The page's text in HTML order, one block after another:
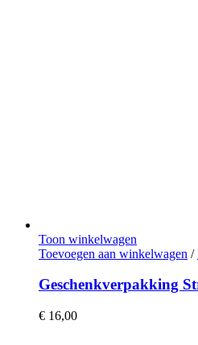
Toon winkelwagen
Toevoegen aan winkelwagen /
Geschenkverpakking
€ 16,00